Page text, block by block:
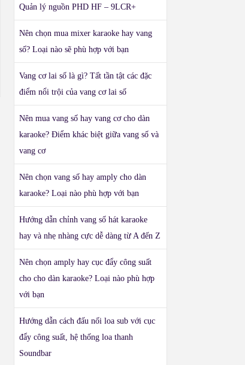
Quản lý nguồn PHD HF – 9LCR+
Nên chọn mua mixer karaoke hay vang
số? Loại nào sẽ phù hợp với bạn
Vang cơ lai số là gì? Tất tần tật các đặc
điểm nổi trội của vang cơ lai số
Nên mua vang số hay vang cơ cho dàn
karaoke? Điểm khác biệt giữa vang số và
vang cơ
Nên chọn vang số hay amply cho dàn
karaoke? Loại nào phù hợp với bạn
Hướng dẫn chỉnh vang số hát karaoke
hay và nhẹ nhàng cực dễ dàng từ A đến Z
Nên chọn amply hay cục đẩy công suất
cho cho dàn karaoke? Loại nào phù hợp
với bạn
Hướng dẫn cách đấu nối loa sub với cục
đẩy công suất, hệ thống loa thanh
Soundbar